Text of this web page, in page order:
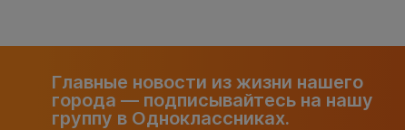
Главные новости из жизни нашего
города — подписывайтесь на нашу
группу в Одноклассниках.